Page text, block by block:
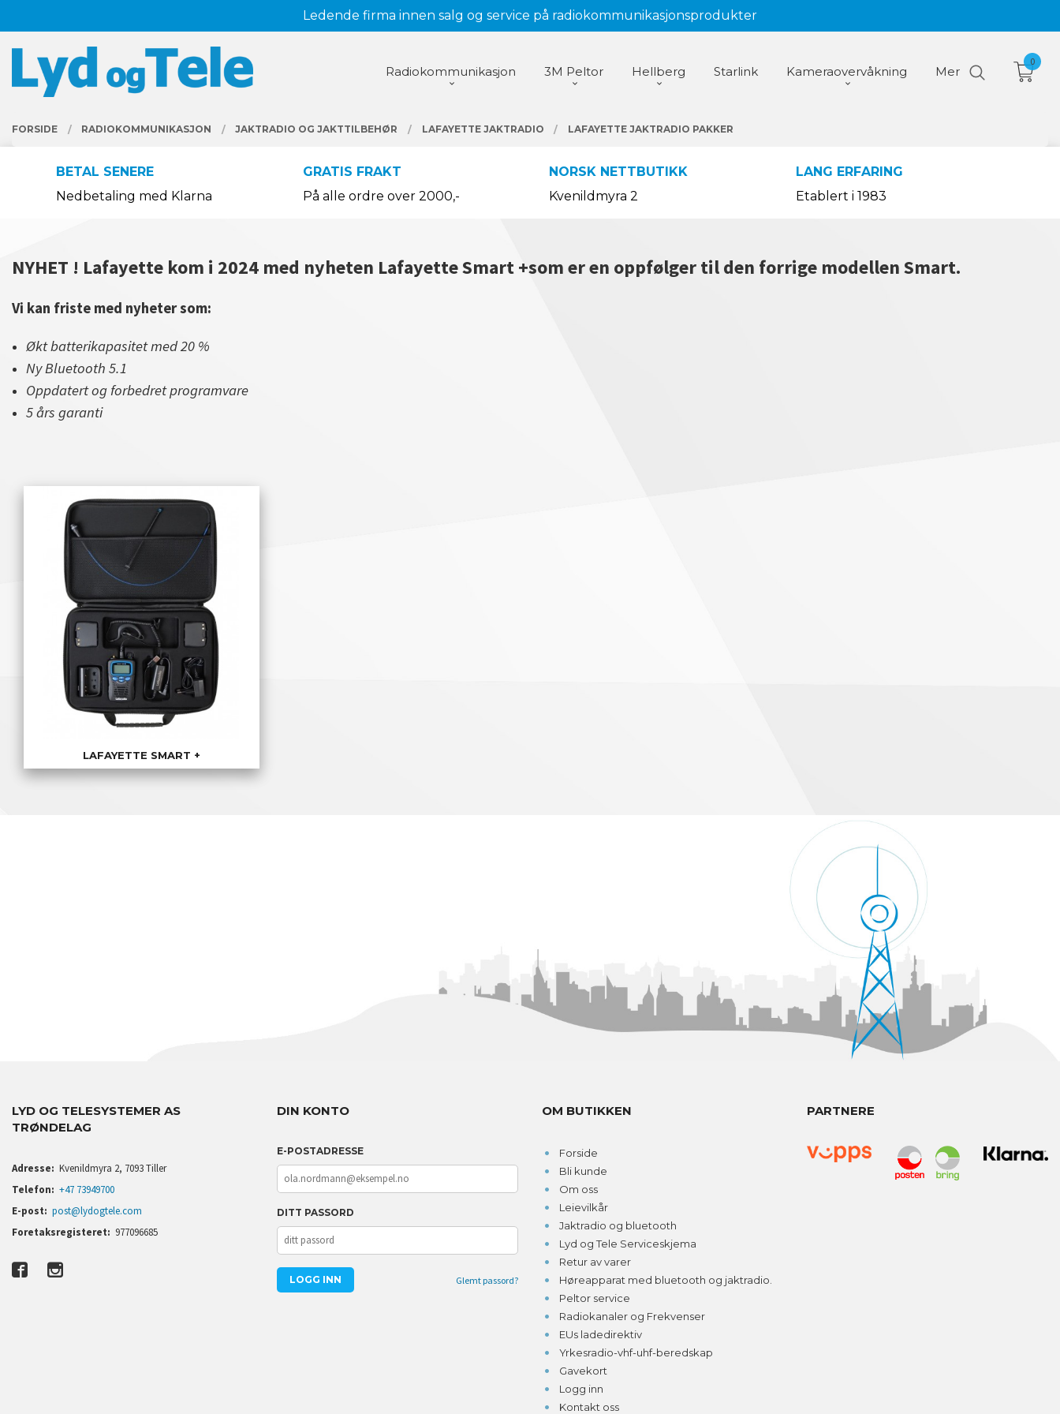
til
innholdet
Ledende firma innen salg og service på radiokommunikasjonsprodukter
PRODUKTER
Radiokommunikasjon 3M Peltor Hellberg Starlink Kameraovervåkning Mer
0
FORSIDE RADIOKOMMUNIKASJON JAKTRADIO OG JAKTTILBEHØR LAFAYETTE JAKTRADIO LAFAYETTE JAKTRADIO PAKKER
BETAL SENERE
Nedbetaling med Klarna
GRATIS FRAKT
På alle ordre over 2000,-
NORSK NETTBUTIKK
Kvenildmyra 2
LANG ERFARING
Etablert i 1983
NYHET ! Lafayette kom i 2024 med nyheten Lafayette Smart +som er en oppfølger til den forrige modellen Smart.
Vi kan friste med nyheter som:
Økt batterikapasitet med 20 %
Ny Bluetooth 5.1
Oppdatert og forbedret programvare
5 års garanti
LAFAYETTE SMART +
LYD OG TELESYSTEMER AS
TRØNDELAG
Adresse: Kvenildmyra 2, 7093 Tiller
Telefon: +47 73949700
E-post: post@lydogtele.com
Foretaksregisteret: 977096685
DIN KONTO
E-POSTADRESSE
DITT PASSORD
Glemt passord?
OM BUTIKKEN
Forside
Bli kunde
Om oss
Leievilkår
Jaktradio og bluetooth
Lyd og Tele Serviceskjema
Retur av varer
Høreapparat med bluetooth og jaktradio.
Peltor service
Radiokanaler og Frekvenser
EUs ladedirektiv
Yrkesradio-vhf-uhf-beredskap
Gavekort
Logg inn
Kontakt oss
PARTNERE